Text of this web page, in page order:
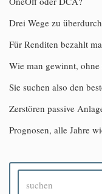
Drei Wege zu
Für Renditen bezahlt
Wie man gewinnt,
Sie suchen also den
Zerstören passive
Prognosen, alle Jahre